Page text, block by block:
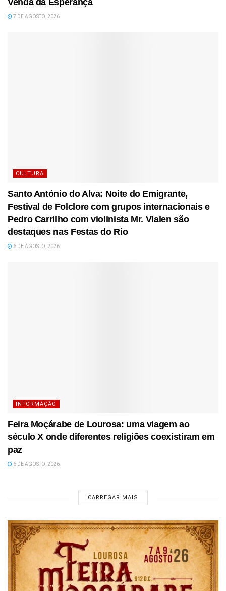
7 DE AGOSTO, 2026
CULTURA
Santo António do Alva: Noite do Emigrante,
Festival de Folclore com grupos internacionais e
Pedro Carrilho com violinista Mr. Vlalen são
destaques nas Festas do Rio
6 DE AGOSTO, 2026
INFORMAÇÃO
Feira Moçárabe de Lourosa: uma viagem ao
século X onde diferentes religiões coexistiram em
paz
6 DE AGOSTO, 2026
CARREGAR MAIS